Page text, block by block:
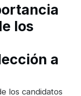
los
a
los candidatos